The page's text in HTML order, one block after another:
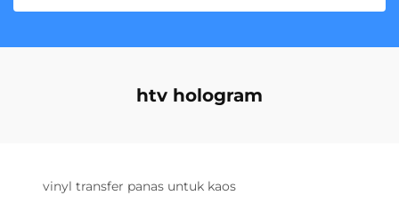
htv hologram
vinyl transfer panas untuk kaos